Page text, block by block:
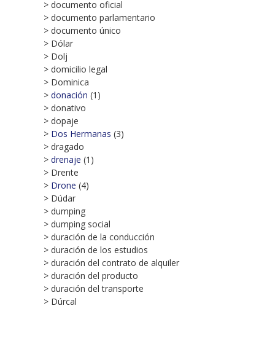
> documento oficial
> documento parlamentario
> documento único
> Dólar
> Dolj
> domicilio legal
> Dominica
> donación (1)
> donativo
> dopaje
> Dos Hermanas (3)
> dragado
> drenaje (1)
> Drente
> Drone (4)
> Dúdar
> dumping
> dumping social
> duración de la conducción
> duración de los estudios
> duración del contrato de alquiler
> duración del producto
> duración del transporte
> Dúrcal